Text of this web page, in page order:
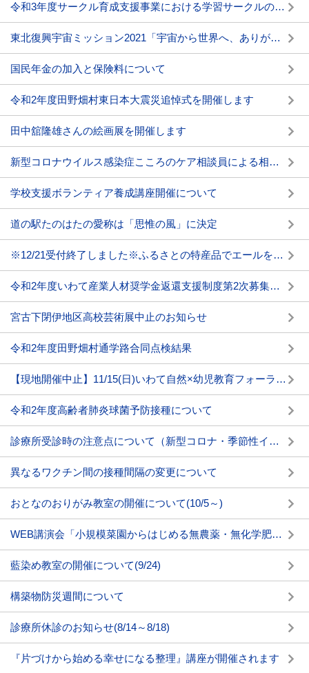
令和3年度サークル育成支援事業における学習サークルの募集について
東北復興宇宙ミッション2021「宇宙から世界へ、ありがとう」動画公開について
国民年金の加入と保険料について
令和2年度田野畑村東日本大震災追悼式を開催します
田中舘隆雄さんの絵画展を開催します
新型コロナウイルス感染症こころのケア相談員による相談について
学校支援ボランティア養成講座開催について
道の駅たのはたの愛称は「思惟の風」に決定
※12/21受付終了しました※ふるさとの特産品でエールを送りませんか
令和2年度いわて産業人材奨学金返還支援制度第2次募集について(1/25締切)
宮古下閉伊地区高校芸術展中止のお知らせ
令和2年度田野畑村通学路合同点検結果
【現地開催中止】11/15(日)いわて自然×幼児教育フォーラムin田野畑村を開催します
令和2年度高齢者肺炎球菌予防接種について
診療所受診時の注意点について（新型コロナ・季節性インフルエンザ対策）
異なるワクチン間の接種間隔の変更について
おとなのおりがみ教室の開催について(10/5～)
WEB講演会「小規模菜園からはじめる無農薬・無化学肥料での安心・安全野菜」の開催について(9/12)
藍染め教室の開催について(9/24)
構築物防災週間について
診療所休診のお知らせ(8/14～8/18)
『片づけから始める幸せになる整理』講座が開催されます